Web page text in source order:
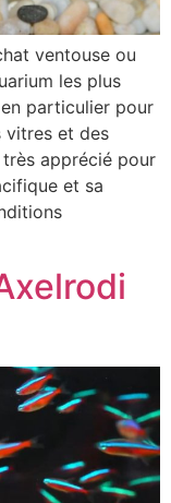
ventouse ou
les plus
particulier pour
vitres et des
très apprécié pour
et sa